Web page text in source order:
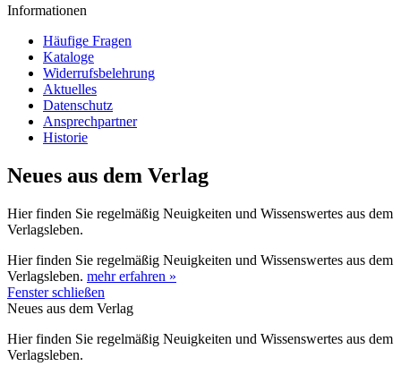
Informationen
Häufige Fragen
Kataloge
Widerrufsbelehrung
Aktuelles
Datenschutz
Ansprechpartner
Historie
Neues aus dem Verlag
Hier finden Sie regelmäßig Neuigkeiten und Wissenswertes aus dem
Verlagsleben.
Hier finden Sie regelmäßig Neuigkeiten und Wissenswertes aus dem
Verlagsleben. mehr erfahren »
Fenster schließen
Neues aus dem Verlag
Hier finden Sie regelmäßig Neuigkeiten und Wissenswertes aus dem
Verlagsleben.